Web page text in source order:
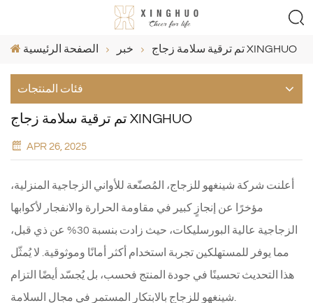
الصفحة الرئيسية خبر تم ترقية سلامة زجاج XINGHUO
فئات المنتجات
تم ترقية سلامة زجاج XINGHUO
APR 26, 2025
أعلنت شركة شينغهو للزجاج، المُصنّعة للأواني الزجاجية المنزلية،
مؤخرًا عن إنجازٍ كبير في مقاومة الحرارة والانفجار لأكوابها
الزجاجية عالية البورسليكات، حيث زادت بنسبة 30% عن ذي قبل،
مما يوفر للمستهلكين تجربة استخدام أكثر أمانًا وموثوقية. لا يُمثّل
هذا التحديث تحسينًا في جودة المنتج فحسب، بل يُجسّد أيضًا التزام